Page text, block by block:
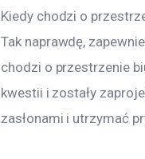
Kiedy chodzi o
Tak naprawdę,
chodzi o przestrzenie
kwestii i zostały
zasłonami i utrzymać